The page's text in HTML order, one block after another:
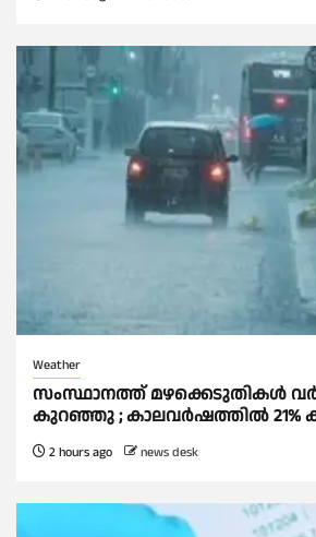
Weather
സംസ്ഥാനത്ത് മഴക്കെടുതികള്‍
കുറഞ്ഞു ; കാലവര്‍ഷത്തില്‍ 21%
2 hours ago news desk